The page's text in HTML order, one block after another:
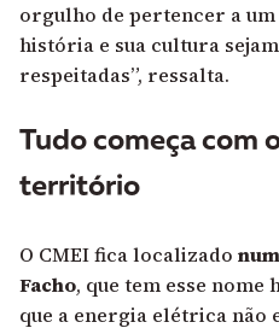
orgulho de pertencer a um
história e sua cultura
respeitadas”, ressalta.
Tudo começa com
território
O CMEI fica localizado
Facho, que tem esse nome
que a energia elétrica não